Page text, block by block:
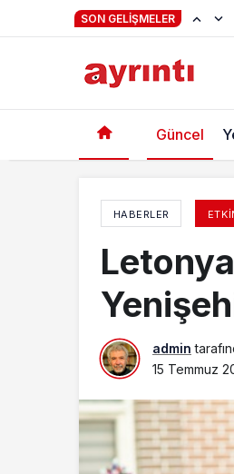
SON GELIŞMELER
Güncel
HABERLER
admin
15 Temmuz
Geçmişten Haber Var